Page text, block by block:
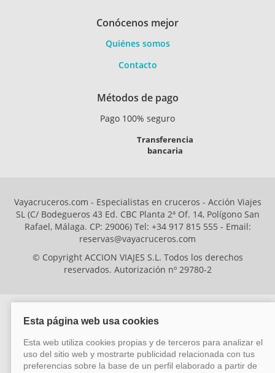
Conócenos mejor
Quiénes somos
Contacto
Métodos de pago
Pago 100% seguro
Transferencia
bancaria
Vayacruceros.com - Especialistas en cruceros - Acción Viajes
SL (C/ Bodegueros 43 Ed. CBC Planta 2ª Of. 14, Polígono San
Rafael, Málaga. CP: 29006) Tel: +34 917 815 555 - Email:
reservas@vayacruceros.com
© Copyright ACCION VIAJES S.L. Todos los derechos
reservados. Autorización nº 29780-2
ACCION VIAJES SL ha sido beneficiaria del Fondo Europeo de Desarrollo